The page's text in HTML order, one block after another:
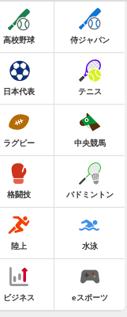
高校野球 侍ジャパン
日本代表 テニス
ラグビー 中央競馬
格闘技 バドミントン
陸上 水泳
ビジネス eスポーツ